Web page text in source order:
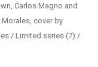
Carlos Magno and
cover by
/ Limited series (7) /